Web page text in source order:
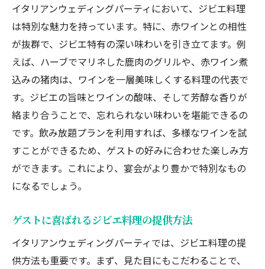
イタリアンウェディングパーティにおいて、ジビエ料理
は特別な魅力を持っています。特に、赤ワインとの相性
が抜群で、ジビエ特有の深い味わいを引き立てます。例
えば、ハーブでマリネした鹿肉のグリルや、赤ワイン煮
込みの猪肉は、ワインを一層美味しくする料理の代表で
す。ジビエの旨味とワインの酸味、そして芳醇な香りが
絡まり合うことで、忘れられない味わいを堪能できるの
です。飲み放題プランを利用すれば、多様なワインを試
すことができるため、ゲストの好みに合わせた楽しみ方
ができます。これにより、宴会がより豊かで特別なもの
になるでしょう。
ゲストに喜ばれるジビエ料理の提供方法
イタリアンウェディングパーティでは、ジビエ料理の提
供方法も重要です。まず、見た目にもこだわることで、